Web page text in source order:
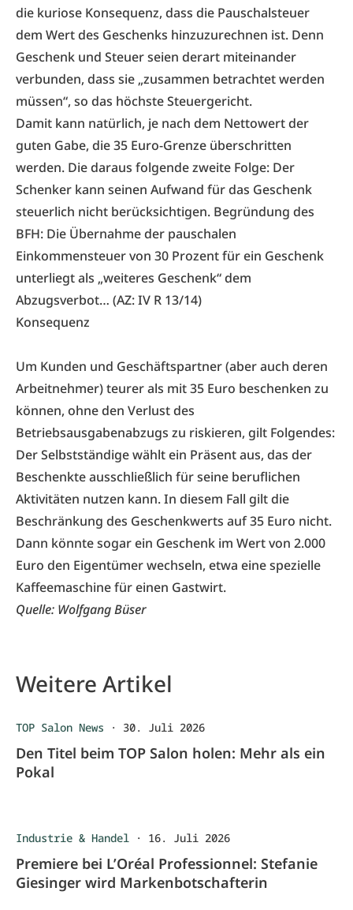
die kuriose Konsequenz, dass die Pauschalsteuer
dem Wert des Geschenks hinzuzurechnen ist. Denn
Geschenk und Steuer seien derart miteinander
verbunden, dass sie „zusammen betrachtet werden
müssen“, so das höchste Steuergericht.
Damit kann natürlich, je nach dem Nettowert der
guten Gabe, die 35 Euro-Grenze überschritten
werden. Die daraus folgende zweite Folge: Der
Schenker kann seinen Aufwand für das Geschenk
steuerlich nicht berücksichtigen. Begründung des
BFH: Die Übernahme der pauschalen
Einkommensteuer von 30 Prozent für ein Geschenk
unterliegt als „weiteres Geschenk“ dem
Abzugsverbot… (AZ: IV R 13/14)
Konsequenz
Um Kunden und Geschäftspartner (aber auch deren
Arbeitnehmer) teurer als mit 35 Euro beschenken zu
können, ohne den Verlust des
Betriebsausgabenabzugs zu riskieren, gilt Folgendes:
Der Selbstständige wählt ein Präsent aus, das der
Beschenkte ausschließlich für seine beruflichen
Aktivitäten nutzen kann. In diesem Fall gilt die
Beschränkung des Geschenkwerts auf 35 Euro nicht.
Dann könnte sogar ein Geschenk im Wert von 2.000
Euro den Eigentümer wechseln, etwa eine spezielle
Kaffeemaschine für einen Gastwirt.
Quelle: Wolfgang Büser
Weitere Artikel
TOP Salon News · 30. Juli 2026
Den Titel beim TOP Salon holen: Mehr als ein
Pokal
Industrie & Handel · 16. Juli 2026
Premiere bei L’Oréal Professionnel: Stefanie
Giesinger wird Markenbotschafterin